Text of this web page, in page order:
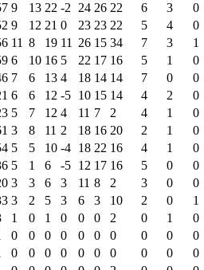
9 13 22 -2 24 26 22 6 3 0
9 12 21 0 23 23 22 5 4 0
11 8 19 11 26 15 34 7 3 1
6 10 16 5 22 17 16 5 1 0
7 6 13 4 18 14 14 7 0 0
6 6 12 -5 10 15 14 4 2 0
5 7 12 4 11 7 2 4 1 0
3 8 11 2 18 16 20 2 1 0
5 5 10 -4 18 22 16 4 1 0
5 1 6 -5 12 17 16 5 0 0
3 3 6 3 11 8 2 3 0 0
3 2 5 3 6 3 10 2 0 1
1 0 1 0 0 0 2 0 1 0
0 0 0 0 0 0 0 0 0 0
0 0 0 0 0 0 0 0 0 0